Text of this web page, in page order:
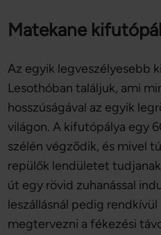
Matekane
Az egyik legveszélyesebb
Lesothóban találjuk, ami
hosszúságával az egyik
világon. A kifutópálya egy
szélén végződik, és mivel
repülők lendületet
út egy rövid zuhanással
leszállásnál pedig
megtervezni a fékezési